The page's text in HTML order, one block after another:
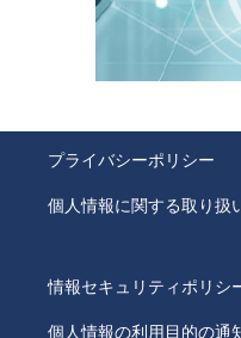
プライバシーポリシー
個人情報に関する取り扱
情報セキュリティポリシ
個人情報の利用目的の通